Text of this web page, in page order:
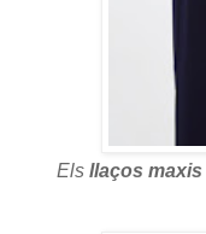
Els llaços maxis